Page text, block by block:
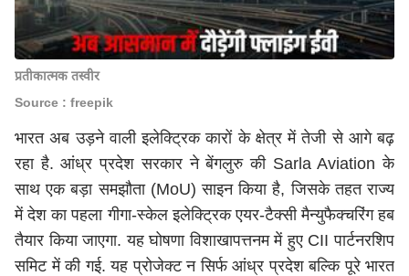
प्रतीकात्मक तस्वीर
Source : freepik
भारत अब उड़ने वाली इलेक्ट्रिक कारों के क्षेत्र में तेजी से आगे बढ़
रहा है. आंध्र प्रदेश सरकार ने बेंगलुरु की Sarla Aviation के
साथ एक बड़ा समझौता (MoU) साइन किया है, जिसके तहत राज्य
में देश का पहला गीगा-स्केल इलेक्ट्रिक एयर-टैक्सी मैन्युफैक्चरिंग हब
तैयार किया जाएगा. यह घोषणा विशाखापत्तनम में हुए CII पार्टनरशिप
समिट में की गई. यह प्रोजेक्ट न सिर्फ आंध्र प्रदेश बल्कि पूरे भारत